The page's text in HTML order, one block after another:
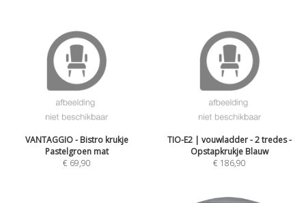
VANTAGGIO - Bistro krukje
Pastelgroen mat
€ 69,90
TIO-E2 | vouwladder - 2 tredes -
Opstapkrukje Blauw
€ 186,90